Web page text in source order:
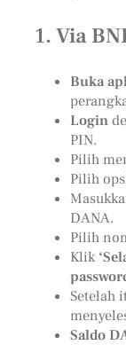
1.Via
Buka
Login
PIN.
Pilih
Pilih
DANA.
Pilih
Klik
Setelah
Saldo